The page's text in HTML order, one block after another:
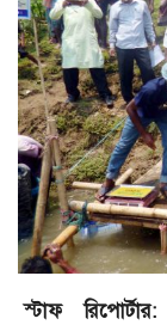
স্টাফ রিপোর্টার: